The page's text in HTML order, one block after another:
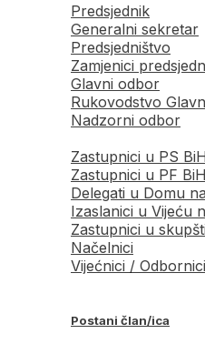
Predsjednik
Generalni sekretar
Predsjedništvo
Zamjenici
Glavni odbor
Rukovodstvo
Nadzorni odbor
Zastupnici u PS BiH
Zastupnici u PF BiH
Delegati u Domu
Izaslanici u Vijeću
Zastupnici u
Načelnici
Vijećnici / Odbornici
Postani član/ica